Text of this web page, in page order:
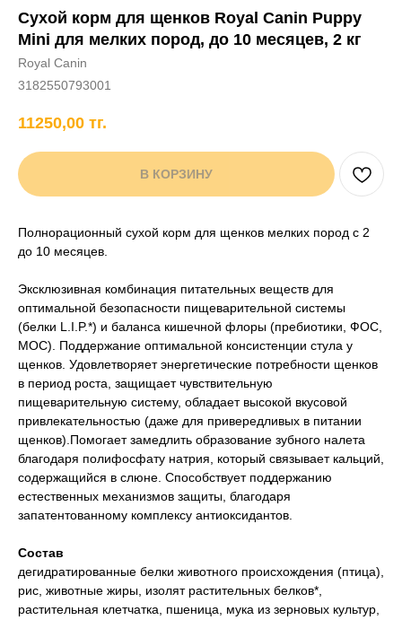
Хорькам
+7 706 407 30 81
Написать в WhatsApp
Сухой корм для щенков Royal Canin Puppy
Mini для мелких пород, до 10 месяцев, 2 кг
Royal Canin
3182550793001
11250,00 тг.
В КОРЗИНУ
Полнорационный сухой корм для щенков мелких пород с 2
до 10 месяцев.
Эксклюзивная комбинация питательных веществ для
оптимальной безопасности пищеварительной системы
(белки L.I.P.*) и баланса кишечной флоры (пребиотики, ФОС,
МОС). Поддержание оптимальной консистенции стула у
щенков. Удовлетворяет энергетические потребности щенков
в период роста, защищает чувствительную
пищеварительную систему, обладает высокой вкусовой
привлекательностью (даже для привередливых в питании
щенков).Помогает замедлить образование зубного налета
благодаря полифосфату натрия, который связывает кальций,
содержащийся в слюне. Способствует поддержанию
естественных механизмов защиты, благодаря
запатентованному комплексу антиоксидантов.
Состав
дегидратированные белки животного происхождения (птица),
рис, животные жиры, изолят растительных белков*,
растительная клетчатка, пшеница, мука из зерновых культур,